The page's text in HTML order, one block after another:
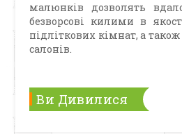
малюнків дозволять
безворсові килими в
підліткових кімнат, а також
салонів.
Ви Дивилися